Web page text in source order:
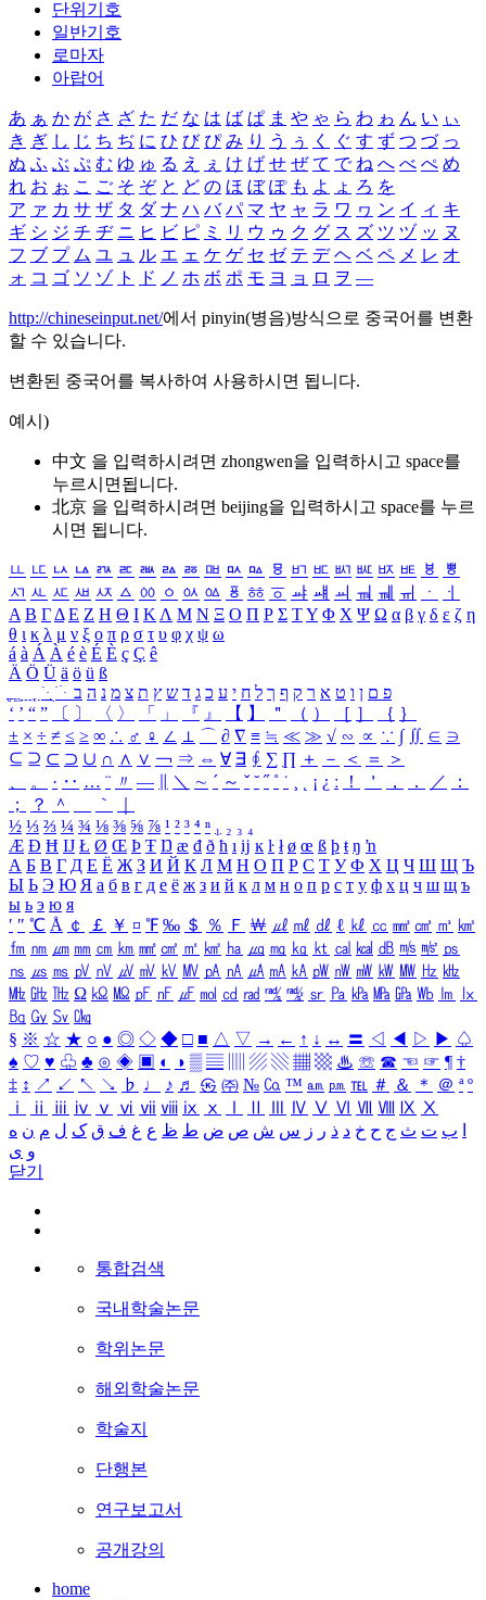
단위기호
일반기호
로마자
아랍어
あ ぁ か が さ ざ た だ な は ば ぱ ま や ゃ ら わ ゎ ん い ぃ
き ぎ し じ ち ぢ に ひ び ぴ み り う ぅ く ぐ す ず つ づ っ
ぬ ふ ぶ ぷ む ゆ ゅ る え ぇ け げ せ ぜ て で ね へ べ ぺ め
れ お ぉ こ ご そ ぞ と ど の ほ ぼ ぽ も よ ょ ろ を
ア ァ カ サ ザ タ ダ ナ ハ バ パ マ ヤ ャ ラ ワ ヮ ン イ ィ キ
ギ シ ジ チ ヂ ニ ヒ ビ ピ ミ リ ウ ゥ ク グ ス ズ ツ ヅ ッ ヌ
フ ブ プ ム ユ ュ ル エ ェ ケ ゲ セ ゼ テ デ ヘ ベ ペ メ レ オ
ォ コ ゴ ソ ゾ ト ド ノ ホ ボ ポ モ ヨ ョ ロ ヲ ―
http://chineseinput.net/에서 pinyin(병음)방식으로 중국어를 변환
할 수 있습니다.
변환된 중국어를 복사하여 사용하시면 됩니다.
예시)
中文 을 입력하시려면 zhongwen을 입력하시고 space를
누르시면됩니다.
北京 을 입력하시려면 beijing을 입력하시고 space를 누르
시면 됩니다.
ㅥ ㅦ ㅧ ㅨ ㅩ ㅪ ㅫ ㅬ ㅭ ㅮ ㅯ ㅰ ㅱ ㅲ ㅳ ㅴ ㅵ ㅶ ㅷ ㅸ
ㅹ
ㅺ ㅻ ㅼ ㅽ ㅾ ㅿ ㆀ ㆁ ㆂ ㆃ ㆄ ㆅ ㆆ ㆇ ㆈ ㆉ ㆊ ㆋ ㆌ ㆍ
ㆎ
Α Β ΓΔ Ε Ζ Η Θ Ι ΚΛ Μ Ν Ξ Ο Π Ρ Σ ΤΥ Φ Χ Ψ Ω α β γ δ ε ζ η
θ ι κ λ μ ν ξ ο π ρ σ τ υ φ χ ψ ω
á à Á À é è É È ç Ç ê
Ä Ö Ü ä ö ü ß
ִֶֹ ֻּ ׁׂ פ ם ן ו ט א ר ק ף ך ל ח י ע כ ג ד ש ץ ת צ מ נ ה ב
‘ ’ “ ” 〔 〕 〈 〉 「 」 『 』 【 】 ＂ （ ） ［ ］ ｛ ｝
± × ÷ ≠ ≤ ≥ ∞ ∴ ♂ ♀ ∠ ⊥ ⌒ ∂ ∇ ≡ ≒ ≪ ≫ √ ∽ ∝ ∵ ∫ ∬ ∈ ∋
⊆ ⊇ ⊂ ⊃ ∪ ∩ ∧ ∨ ￢ ⇒ ⇔ ∀ ∃ ∮ ∑ ∏ ＋ － ＜ ＝
＞
、
。 · ‥ … ¨ 〃 ― ＼ ∼ ´ ～ ˇ ˘ ˝ ˚ ˙ ¸ ¡ ¿ ː ！ ＇ ， ． ／
：
；
？ ＾ ｀
½ ⅓ ⅔ ¼ ¾ ⅛ ⅜ ⅝ ⅞ ¹ ² ³ ⁴ ⁿ ₁ ₂ ₃ ₄
Æ Ð Ħ Ĳ Ł Ø Œ Þ Ŧ Ŋ æ đ ð ħ ı ĳ ĸ ŀ ł ø œ ß þ ŧ ŋ ŉ
А Б В Г Д Е Ё Ж З И Й К Л М Н О П Р С Т У Ф Х Ц Ч Ш Щ Ъ
Ы Ь Э Ю Я а б в г д е ё ж з и й к л м н о п р с т у ф х ц ч ш щ ъ
ы ь э ю я
′ ″ ℃ Å ￠ ￡ ￥ ¤ ℉ ‰ ＄ ％ Ｆ ￦ ㎕ ㎖ ㎗ ℓ ㎘ ㏄ ㎣ ㎤ ㎥ ㎦
㎙ ㎚ ㎛ ㎜ ㎝ ㎞ ㎟ ㎠ ㎡ ㎢ ㏊ ㎍ ㎎ ㎏ ㏏ ㎈ ㎉ ㏈ ㎧ ㎨ ㎰
㎱ ㎲ ㎳ ㎴ ㎵ ㎶ ㎷ ㎸ ㎹ ㎀ ㎁ ㎂ ㎃ ㎄ ㎺ ㎻ ㎽ ㎾ ㎿ ㎐ ㎑
㎒ ㎓ ㎔ Ω ㏀ ㏁ ㎊ ㎋ ㎌ ㏖ ㏅ ㎭ ㎮ ㎯ ㏛ ㎩ ㎪ ㎫ ㎬ ㏝ ㏐
㏓
㏃ ㏉ ㏜ ㏆
§ ※ ☆ ★ ○ ● ◎ ◇ ◆ □ ■ △ ▽ → ← ↑ ↓ ↔ 〓 ◁ ◀ ▷ ▶ ♤
♠ ♡ ♥ ♧ ♣ ⊙ ◈ ▣ ◐ ◑ ▒ ▤ ▨ ▧ ▦ ▩ ♨ ☏ ☎ ☜ ☞ ¶ †
‡ ↕ ↗ ↙ ↖ ↘ ♭ ♩ ♪ ♬ ㉿ ㈜ № ㏇ ™ ㏂ ㏘ ℡ ＃ ＆ ＊ ＠ ª º
ⅰ
ⅱ ⅲ ⅳ ⅴ ⅵ ⅶ ⅷ ⅸ ⅹ Ⅳ Ⅴ Ⅵ Ⅶ Ⅷ Ⅸ Ⅹ
ب ت ث ج ح خ د ذ ر ز س ش ص ض ط ظ ع غ ف ق ک ل م ن ه
و ی
닫기
통합검색
국내학술논문
학위논문
해외학술논문
학술지
단행본
연구보고서
공개강의
home